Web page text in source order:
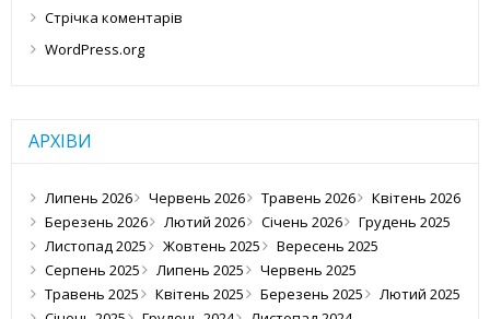
Стрічка коментарів
WordPress.org
АРХІВИ
Липень 2026 Червень 2026 Травень 2026
Квітень 2026
Березень 2026
Лютий 2026 Січень 2026
Грудень 2025
Листопад 2025
Жовтень 2025
Вересень 2025
Серпень 2025
Липень 2025
Червень 2025
Травень 2025
Квітень 2025 Березень 2025
Лютий 2025